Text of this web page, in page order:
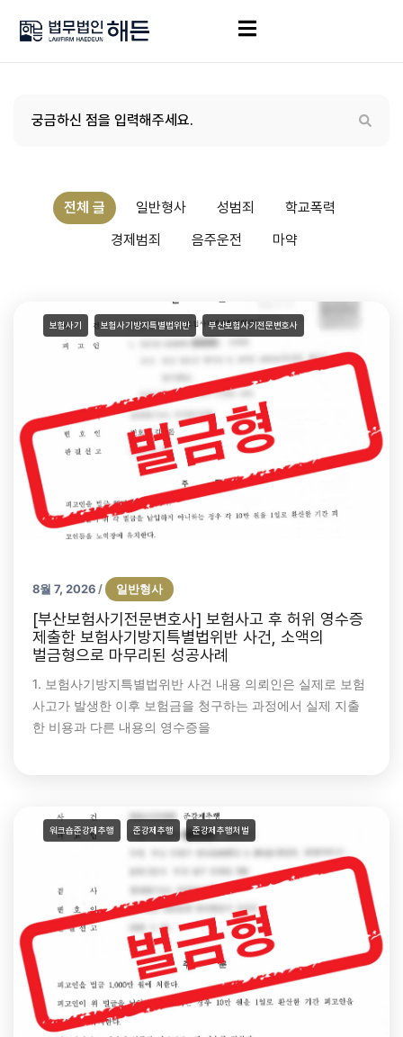
전체 글 일반형사 성범죄
학교폭력
경제범죄
음주운전 마약
보험사기 보험사기방지특별법위반 부산보험사기전문변호사
8월 7, 2026 / 일반형사
[부산보험사기전문변호사] 보험사고 후 허위 영수증
제출한 보험사기방지특별법위반 사건, 소액의
벌금형으로 마무리된 성공사례
1. 보험사기방지특별법위반 사건 내용 의뢰인은 실제로 보험
사고가 발생한 이후 보험금을 청구하는 과정에서 실제 지출
한 비용과 다른 내용의 영수증을
워크숍준강제추행 준강제추행 준강제추행처벌